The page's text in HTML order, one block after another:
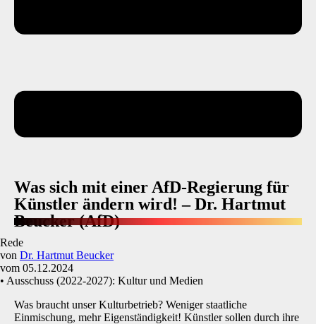
Was sich mit einer AfD-Regierung für
Künstler ändern wird! – Dr. Hartmut
Beucker (AfD)
Rede
von Dr. Hartmut Beucker
vom 05.12.2024
• Ausschuss (2022-2027): Kultur und Medien
Was braucht unser Kulturbetrieb? Weniger staatliche
Einmischung, mehr Eigenständigkeit! Künstler sollen durch ihre